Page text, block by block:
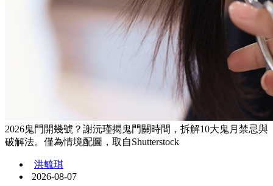
2026鬼門開幾號？謝沅瑾揭鬼門關時間，拆解10大鬼月禁忌與
破解法。僅為情境配圖，取自Shutterstock
洪毓琪
2026-08-07